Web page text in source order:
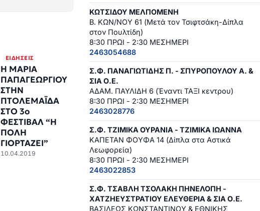
ΕΙΔΉΣΕΙΣ
Η ΜΑΡΙΑ
ΠΑΠΑΓΕΩΡΓΙΟΥ
ΣΤΗΝ
ΠΤΟΛΕΜΑΪΔΑ
ΣΤΟ 3ο
ΦΕΣΤΙΒΑΛ “Η
ΠΟΛΗ
ΓΙΟΡΤΑΖΕΙ”
10.04.2019
ΚΩΤΣΙΔΟΥ ΜΕΛΠΟΜΕΝΗ
Β. ΚΩΝ/ΝΟΥ 61 (Μετά τον Τσιφτσάκη-Δίπλα
στον Πουλτίδη)
8:30 ΠΡΩΙ - 2:30 ΜΕΣΗΜΕΡΙ
2463054688
Σ.Φ. ΠΑΝΑΓΙΩΤΙΔΗΣ Π. - ΣΠΥΡΟΠΟΥΛΟΥ Α. &
ΣΙΑ Ο.Ε.
ΑΔΑΜ. ΠΑΥΛΙΔΗ 6 (Έναντι ΤΑΞΙ κεντρου)
8:30 ΠΡΩΙ - 2:30 ΜΕΣΗΜΕΡΙ
2463028776
Σ.Φ. ΤΖΙΜΙΚΑ ΟΥΡΑΝΙΑ - ΤΖΙΜΙΚΑ ΙΩΑΝΝΑ
ΚΑΠΕΤΑΝ ΦΟΥΦΑ 14 (Δίπλα στα Αστικά
Λεωφορεία)
8:30 ΠΡΩΙ - 2:30 ΜΕΣΗΜΕΡΙ
2463022853
Σ.Φ. ΤΣΑΒΛΗ ΤΣΟΛΑΚΗ ΠΗΝΕΛΟΠΗ -
ΧΑΤΖΗΕΥΣΤΡΑΤΙΟΥ ΕΛΕΥΘΕΡΙΑ & ΣΙΑ Ο.Ε.
ΒΑΣΙΛΕΩΣ ΚΩΝΣΤΑΝΤΙΝΟΥ & ΕΘΝΙΚΗΣ